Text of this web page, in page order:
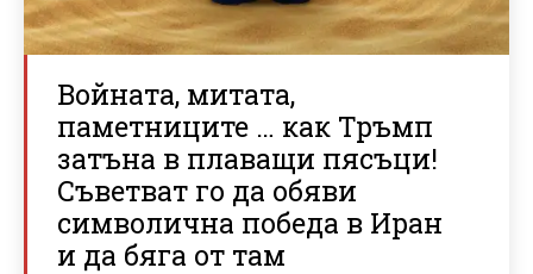
Войната, митата,
паметниците … как Тръмп
затъна в плаващи пясъци!
Съветват го да обяви
символична победа в Иран
и да бяга от там